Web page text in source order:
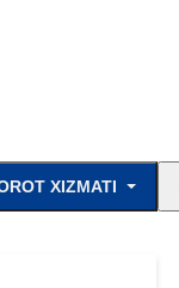
XIZMATI